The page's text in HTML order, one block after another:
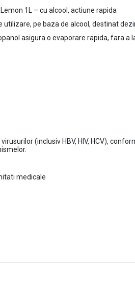
1L – cu alcool, actiune rapida
pe baza de alcool, destinat
asigura o evaporare rapida, fara
(inclusiv HBV, HIV, HCV),
medicale